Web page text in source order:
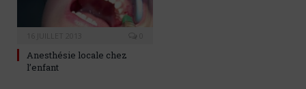
Anesthésie locale chez
l’enfant